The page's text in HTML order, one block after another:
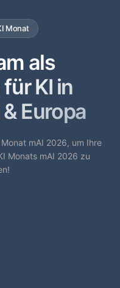
Monat
als
KI in
Europa
mAI 2026, um Ihre
Monats mAI 2026 zu